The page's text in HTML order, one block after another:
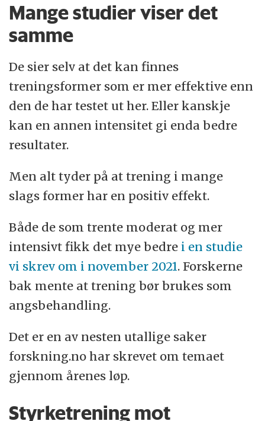
Mange studier viser det
samme
De sier selv at det kan finnes
treningsformer som er mer effektive enn
den de har testet ut her. Eller kanskje
kan en annen intensitet gi enda bedre
resultater.
Men alt tyder på at trening i mange
slags former har en positiv effekt.
Både de som trente moderat og mer
intensivt fikk det mye bedre i en studie
vi skrev om i november 2021. Forskerne
bak mente at trening bør brukes som
angsbehandling.
Det er en av nesten utallige saker
forskning.no har skrevet om temaet
gjennom årenes løp.
Styrketrening mot